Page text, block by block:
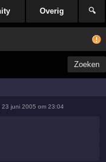
Overig 🔍
Zoeken
23 juni 2005 om 23:04